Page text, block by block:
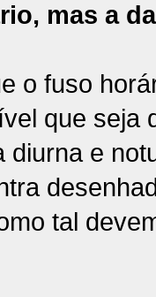
mas a
o fuso
que seja
diurna e
tal